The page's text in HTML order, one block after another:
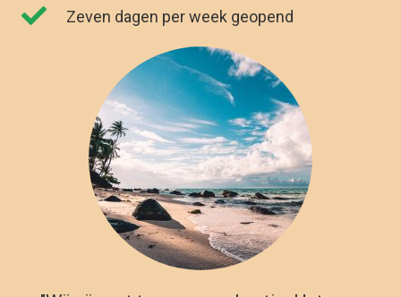
Zeven dagen per week geopend